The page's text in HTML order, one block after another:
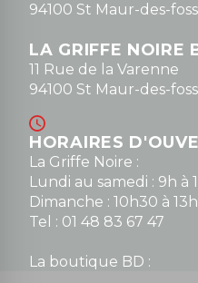
94100 St Maur-des-
LA GRIFFE NOIRE
11 Rue de la Varenne
94100 St Maur-des-
HORAIRES
La Griffe Noire :
Lundi au samedi : 9h à
Dimanche : 10h30 à 13h
Tel : 01 48 83 67 47
La boutique BD :